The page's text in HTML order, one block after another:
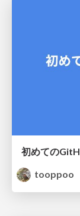
初めての
tooppoo